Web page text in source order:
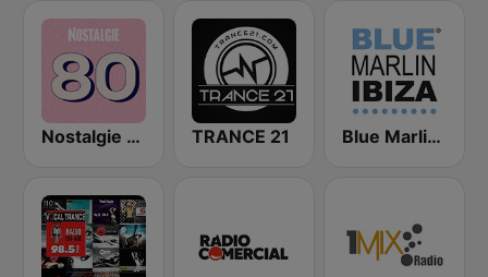
Nostalgie 80 TRANCE 21 Blue Marlin Ibiza Radio